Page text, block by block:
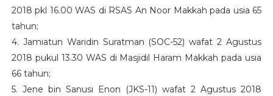
2018 pkl 16.00 WAS di RSAS An Noor Makkah pada usia 65
tahun;
4. Jamiatun Waridin Suratman (SOC-52) wafat 2 Agustus
2018 pukul 13.30 WAS di Masjidil Haram Makkah pada usia
66 tahun;
5. Jene bin Sanusi Enon (JKS-11) wafat 2 Agustus 2018